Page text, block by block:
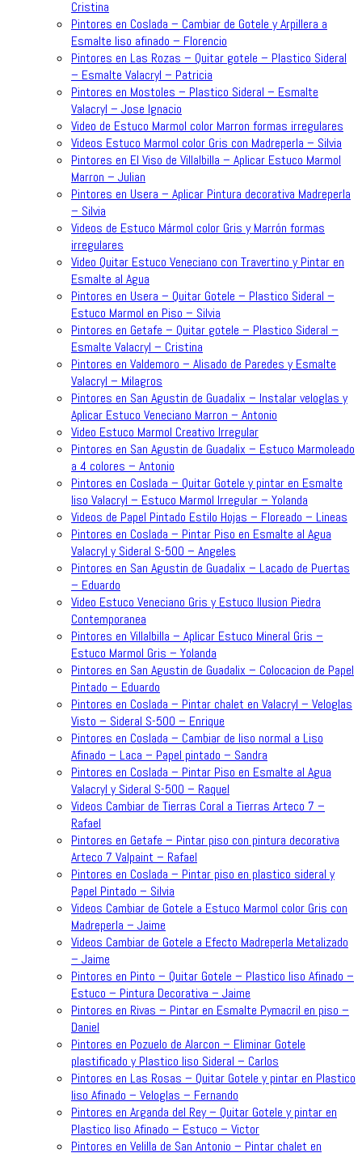
Cristina
Pintores en Coslada – Cambiar de Gotele y Arpillera a
Esmalte liso afinado – Florencio
Pintores en Las Rozas – Quitar gotele – Plastico Sideral
– Esmalte Valacryl – Patricia
Pintores en Mostoles – Plastico Sideral – Esmalte
Valacryl – Jose Ignacio
Video de Estuco Marmol color Marron formas irregulares
Videos Estuco Marmol color Gris con Madreperla – Silvia
Pintores en El Viso de Villalbilla – Aplicar Estuco Marmol
Marron – Julian
Pintores en Usera – Aplicar Pintura decorativa Madreperla
– Silvia
Videos de Estuco Mármol color Gris y Marrón formas
irregulares
Video Quitar Estuco Veneciano con Travertino y Pintar en
Esmalte al Agua
Pintores en Usera – Quitar Gotele – Plastico Sideral –
Estuco Marmol en Piso – Silvia
Pintores en Getafe – Quitar gotele – Plastico Sideral –
Esmalte Valacryl – Cristina
Pintores en Valdemoro – Alisado de Paredes y Esmalte
Valacryl – Milagros
Pintores en San Agustin de Guadalix – Instalar veloglas y
Aplicar Estuco Veneciano Marron – Antonio
Video Estuco Marmol Creativo Irregular
Pintores en San Agustin de Guadalix – Estuco Marmoleado
a 4 colores – Antonio
Pintores en Coslada – Quitar Gotele y pintar en Esmalte
liso Valacryl – Estuco Marmol Irregular – Yolanda
Videos de Papel Pintado Estilo Hojas – Floreado – Lineas
Pintores en Coslada – Pintar Piso en Esmalte al Agua
Valacryl y Sideral S-500 – Angeles
Pintores en San Agustin de Guadalix – Lacado de Puertas
– Eduardo
Video Estuco Veneciano Gris y Estuco Ilusion Piedra
Contemporanea
Pintores en Villalbilla – Aplicar Estuco Mineral Gris –
Estuco Marmol Gris – Yolanda
Pintores en San Agustin de Guadalix – Colocacion de Papel
Pintado – Eduardo
Pintores en Coslada – Pintar chalet en Valacryl – Veloglas
Visto – Sideral S-500 – Enrique
Pintores en Coslada – Cambiar de liso normal a Liso
Afinado – Laca – Papel pintado – Sandra
Pintores en Coslada – Pintar Piso en Esmalte al Agua
Valacryl y Sideral S-500 – Raquel
Videos Cambiar de Tierras Coral a Tierras Arteco 7 –
Rafael
Pintores en Getafe – Pintar piso con pintura decorativa
Arteco 7 Valpaint – Rafael
Pintores en Coslada – Pintar piso en plastico sideral y
Papel Pintado – Silvia
Videos Cambiar de Gotele a Estuco Marmol color Gris con
Madreperla – Jaime
Videos Cambiar de Gotele a Efecto Madreperla Metalizado
– Jaime
Pintores en Pinto – Quitar Gotele – Plastico liso Afinado –
Estuco – Pintura Decorativa – Jaime
Pintores en Rivas – Pintar en Esmalte Pymacril en piso –
Daniel
Pintores en Pozuelo de Alarcon – Eliminar Gotele
plastificado y Plastico liso Sideral – Carlos
Pintores en Las Rosas – Quitar Gotele y pintar en Plastico
liso Afinado – Veloglas – Fernando
Pintores en Arganda del Rey – Quitar Gotele y pintar en
Plastico liso Afinado – Estuco – Victor
Pintores en Velilla de San Antonio – Pintar chalet en